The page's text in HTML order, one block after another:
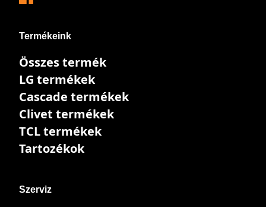
Termékeink
Összes termék
LG termékek
Cascade termékek
Clivet termékek
TCL termékek
Tartozékok
Szerviz